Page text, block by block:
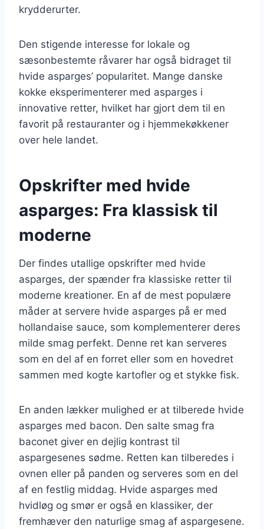
krydderurter.
Den stigende interesse for lokale og
sæsonbestemte råvarer har også bidraget til
hvide asparges’ popularitet. Mange danske
kokke eksperimenterer med asparges i
innovative retter, hvilket har gjort dem til en
favorit på restauranter og i hjemmekøkkener
over hele landet.
Opskrifter med hvide
asparges: Fra klassisk til
moderne
Der findes utallige opskrifter med hvide
asparges, der spænder fra klassiske retter til
moderne kreationer. En af de mest populære
måder at servere hvide asparges på er med
hollandaise sauce, som komplementerer deres
milde smag perfekt. Denne ret kan serveres
som en del af en forret eller som en hovedret
sammen med kogte kartofler og et stykke fisk.
En anden lækker mulighed er at tilberede hvide
asparges med bacon. Den salte smag fra
baconet giver en dejlig kontrast til
aspargesenes sødme. Retten kan tilberedes i
ovnen eller på panden og serveres som en del
af en festlig middag. Hvide asparges med
hvidløg og smør er også en klassiker, der
fremhæver den naturlige smag af aspargesene.